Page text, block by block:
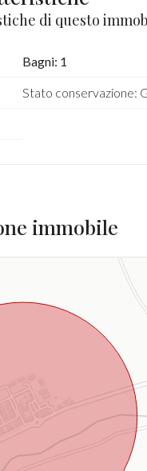
di questo
Bagni: 1
Stato conservazione:
immobile